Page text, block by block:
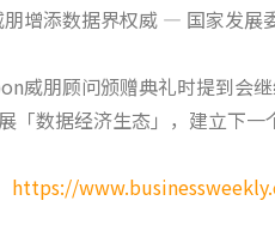
增添数据界权威 — 国家发展
威朋顾问颁赠典礼时提到会
「数据经济生态」，建立下
https://